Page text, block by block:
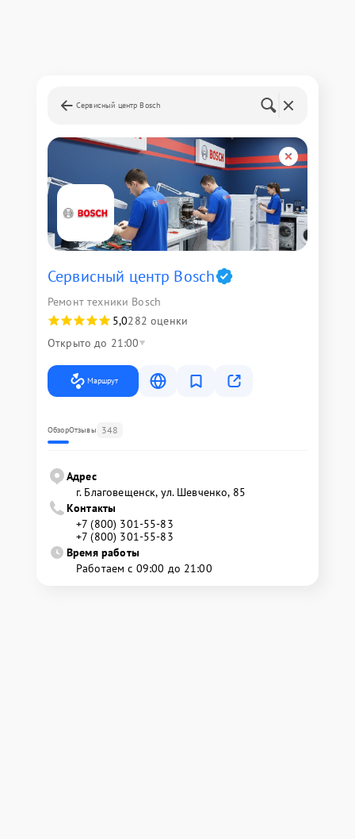
Сервисный центр Bosch
Сервисный центр Bosch
Ремонт техники Bosch
5,0282 оценки
Открыто до 21:00
Маршрут
ОбзорОтзывы 348
Адрес
г. Благовещенск, ул. Шевченко, 85
Контакты
+7 (800) 301-55-83
+7 (800) 301-55-83
Время работы
Работаем с 09:00 до 21:00